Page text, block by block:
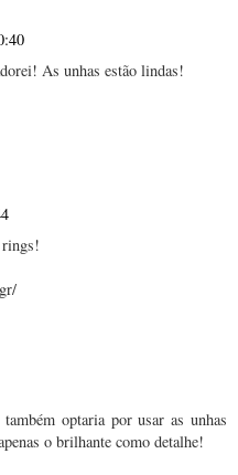
As unhas estão lindas!
optaria por usar as unhas
o brilhante como detalhe!